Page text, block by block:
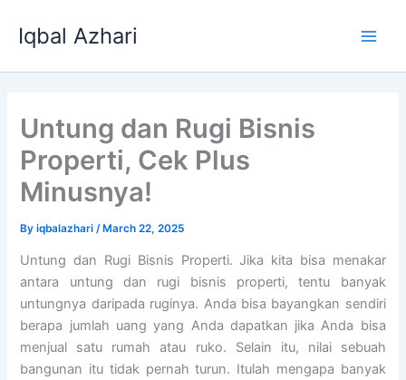
content
Iqbal Azhari
Untung dan Rugi Bisnis
Properti, Cek Plus
Minusnya!
Byiqbalazhari /March 22, 2025
Untung dan Rugi Bisnis Properti. Jika kita bisa menakar
antara untung dan rugi bisnis properti, tentu banyak
untungnya daripada ruginya. Anda bisa bayangkan sendiri
berapa jumlah uang yang Anda dapatkan jika Anda bisa
menjual satu rumah atau ruko. Selain itu, nilai sebuah
bangunan itu tidak pernah turun. Itulah mengapa banyak